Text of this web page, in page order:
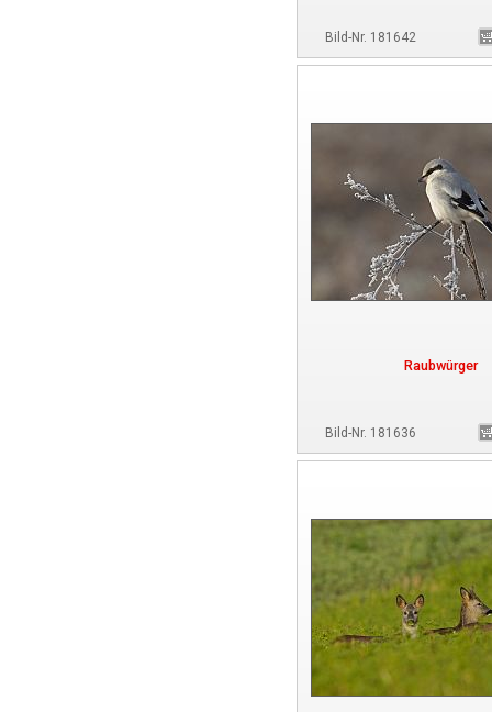
Bild-Nr. 181642
Raubwürger
Bild-Nr. 181636